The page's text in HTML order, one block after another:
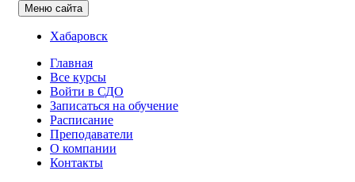
Меню сайта
Хабаровск
Главная
Все курсы
Войти в СДО
Записаться на обучение
Расписание
Преподаватели
О компании
Контакты